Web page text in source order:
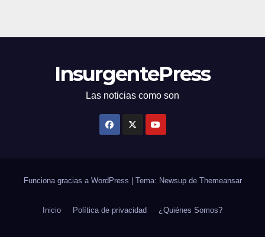
InsurgentePress
Las noticias como son
Funciona gracias a WordPress Tema: Newsup de Themeansar
Inicio Política de privacidad ¿Quiénes Somos?